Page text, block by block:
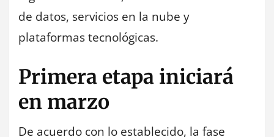
de datos, servicios en la nube y
plataformas tecnológicas.
Primera etapa iniciará
en marzo
De acuerdo con lo establecido, la fase